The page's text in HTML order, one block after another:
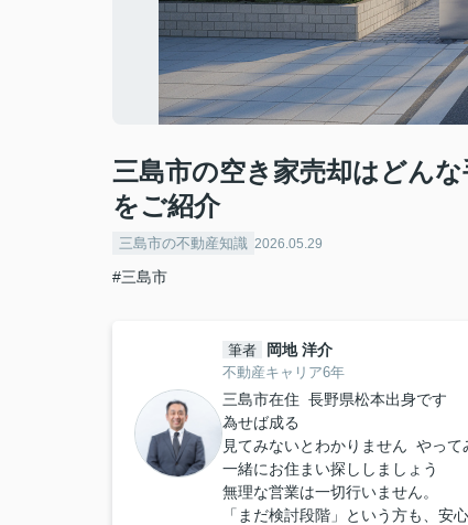
三島市の空き家売却はどん
をご紹介
三島市の不動産知識 2026.05.29
#三島市
筆者 岡地 洋介
不動産キャリア6年
三島市在住 長野県松本出身です
為せば成る
見てみないとわかりません やっ
一緒にお住まい探ししましょう
無理な営業は一切行いません。
「まだ検討段階」という方も、安